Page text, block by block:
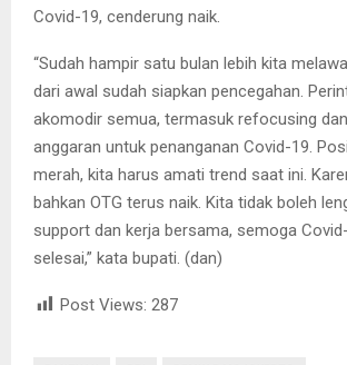
Covid-19, cenderung naik.
“Sudah hampir satu bulan lebih kita
dari awal sudah siapkan pencegahan.
akomodir semua, termasuk refocusing
anggaran untuk penanganan Covid-19.
merah, kita harus amati trend saat ini.
bahkan OTG terus naik. Kita tidak boleh
support dan kerja bersama, semoga
selesai,” kata bupati. (dan)
Post Views: 287